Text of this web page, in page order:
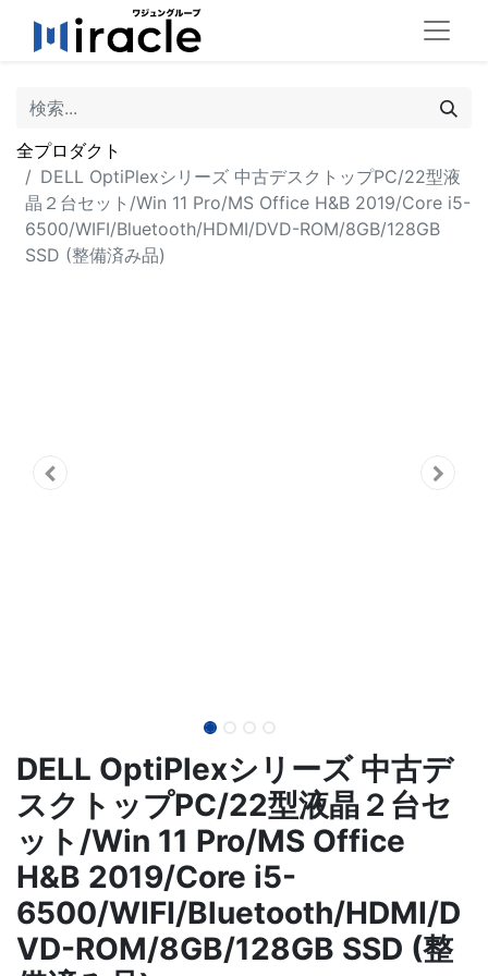
全プロダクト
DELL OptiPlexシリーズ 中古デスクトップPC/22型液
晶２台セット/Win 11 Pro/MS Office H&B 2019/Core i5-
6500/WIFI/Bluetooth/HDMI/DVD-ROM/8GB/128GB
SSD (整備済み品)
DELL OptiPlexシリーズ 中古デ
スクトップPC/22型液晶２台セ
ット/Win 11 Pro/MS Office
H&B 2019/Core i5-
6500/WIFI/Bluetooth/HDMI/D
VD-ROM/8GB/128GB SSD (整